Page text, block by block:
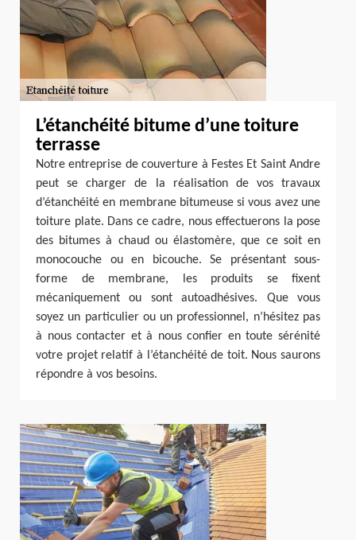
L’étanchéité bitume d’une toiture
terrasse
Notre entreprise de couverture à Festes Et Saint Andre
peut se charger de la réalisation de vos travaux
d’étanchéité en membrane bitumeuse si vous avez une
toiture plate. Dans ce cadre, nous effectuerons la pose
des bitumes à chaud ou élastomère, que ce soit en
monocouche ou en bicouche. Se présentant sous-
forme de membrane, les produits se fixent
mécaniquement ou sont autoadhésives. Que vous
soyez un particulier ou un professionnel, n’hésitez pas
à nous contacter et à nous confier en toute sérénité
votre projet relatif à l’étanchéité de toit. Nous saurons
répondre à vos besoins.